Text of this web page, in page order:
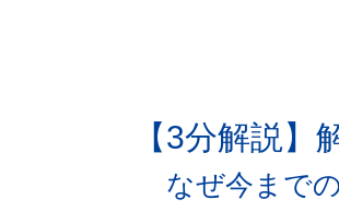
【3分解説
なぜ今まで